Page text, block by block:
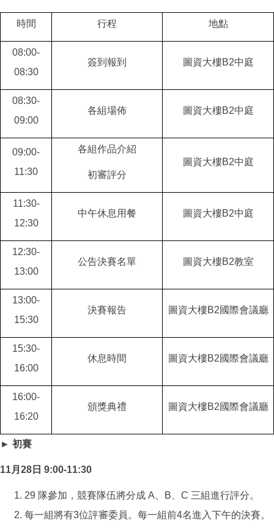
時間 行程 地點
08:00-
08:30
簽到報到 圖資大樓B2中庭
08:30-
09:00
各組場佈 圖資大樓B2中庭
09:00-
11:30
各組作品介紹
初審評分
圖資大樓B2中庭
11:30-
12:30
中午休息用餐 圖資大樓B2中庭
12:30-
13:00
公告決賽名單 圖資大樓B2教室
13:00-
15:30
決賽報告 圖資大樓B2國際會議廳
15:30-
16:00
休息時間 圖資大樓B2國際會議廳
16:00-
16:20
頒獎典禮 圖資大樓B2國際會議廳
► 初賽
11月28日 9:00-11:30
29 隊參加，競賽隊伍將分成 A、B、C 三組進行評分。
每一組將有3位評審委員。每一組前4名進入下午的決賽。